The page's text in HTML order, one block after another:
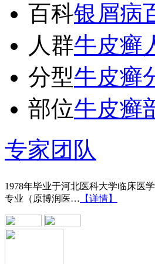
百科银屑病
人群牛皮癣
分型牛皮癣
部位牛皮癣
专家团队
王宝旗 副主任医
专业（原博润医…
【详情】